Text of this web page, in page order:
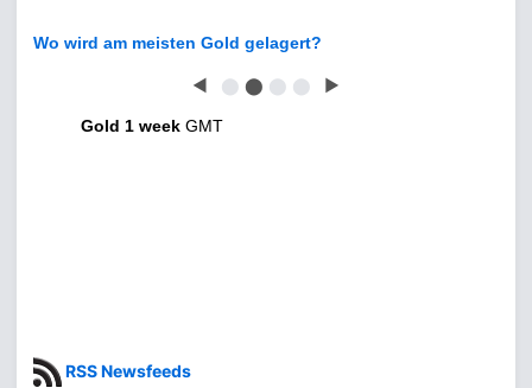
Wo wird am meisten Gold gelagert?
◀ ⬤ ⬤ ⬤ ⬤ ▶
Gold 1 week GMT
RSS Newsfeeds